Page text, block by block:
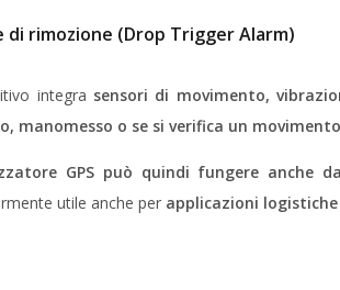
di rimozione (Drop Trigger Alarm)
integra sensori di movimento,
manomesso o se si verifica un
GPS può quindi fungere anche
utile anche per applicazioni